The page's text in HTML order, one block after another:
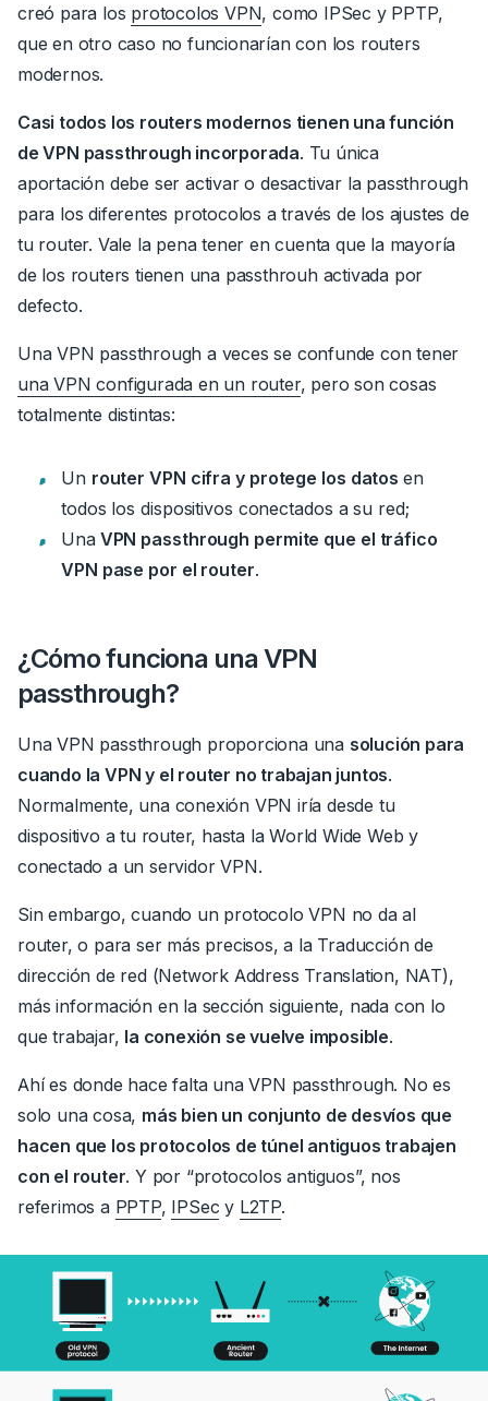
creó para los protocolos VPN, como IPSec y PPTP,
que en otro caso no funcionarían con los routers
modernos.
Casi todos los routers modernos tienen una función
de VPN passthrough incorporada. Tu única
aportación debe ser activar o desactivar la passthrough
para los diferentes protocolos a través de los ajustes de
tu router. Vale la pena tener en cuenta que la mayoría
de los routers tienen una passthrouh activada por
defecto.
Una VPN passthrough a veces se confunde con tener
una VPN configurada en un router, pero son cosas
totalmente distintas:
Un router VPN cifra y protege los datosen
todos los dispositivos conectados a su red;
UnaVPN passthrough permite que el tráfico
VPN pase por el router.
¿Cómo funciona una VPN
passthrough?
Una VPN passthrough proporciona una solución para
cuando la VPN y el router no trabajan juntos.
Normalmente, una conexión VPN iría desde tu
dispositivo a tu router, hasta la World Wide Web y
conectado a un servidor VPN.
Sin embargo, cuando un protocolo VPN no da al
router, o para ser más precisos, a la Traducción de
dirección de red (Network Address Translation, NAT),
más información en la sección siguiente, nada con lo
que trabajar, la conexión se vuelve imposible.
Ahí es donde hace falta una VPN passthrough. No es
solo una cosa, más bien un conjunto de desvíos que
hacen que los protocolos de túnel antiguos trabajen
con el router. Y por “protocolos antiguos”, nos
referimos a PPTP, IPSec y L2TP.